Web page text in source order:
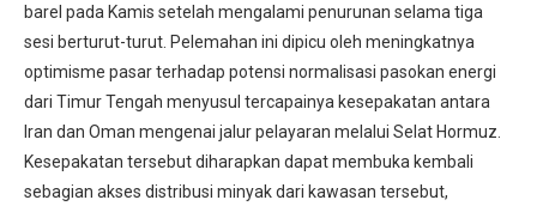
barel pada Kamis setelah mengalami penurunan selama tiga
sesi berturut-turut. Pelemahan ini dipicu oleh meningkatnya
optimisme pasar terhadap potensi normalisasi pasokan energi
dari Timur Tengah menyusul tercapainya kesepakatan antara
Iran dan Oman mengenai jalur pelayaran melalui Selat Hormuz.
Kesepakatan tersebut diharapkan dapat membuka kembali
sebagian akses distribusi minyak dari kawasan tersebut,